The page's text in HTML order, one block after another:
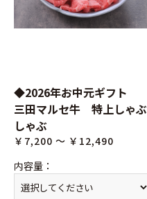
◆2026年お中元ギフト
三田マルセ牛 特上しゃぶ
しゃぶ
￥7,200 ～ ￥12,490
内容量 ：